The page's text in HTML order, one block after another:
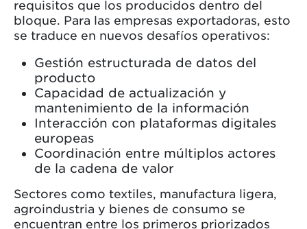
requisitos que los producidos dentro del
bloque. Para las empresas exportadoras, esto
se traduce en nuevos desafíos operativos:
Gestión estructurada de datos del
producto
Capacidad de actualización y
mantenimiento de la información
Interacción con plataformas digitales
europeas
Coordinación entre múltiplos actores
de la cadena de valor
Sectores como textiles, manufactura ligera,
agroindustria y bienes de consumo se
encuentran entre los primeros priorizados